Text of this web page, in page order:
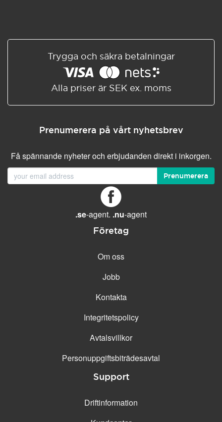
Trygga och säkra betalningar
Alla priser är SEK ex. moms
Prenumerera på vårt nyhetsbrev
Få spännande nyheter och erbjudanden direkt i inkorgen.
Prenumerera
.se-agent. .nu-agent
Företag
Om oss
Jobb
Kontakta
Integritetspolicy
Avtalsvillkor
Personuppgifts­biträdesavtal
Support
Driftinformation